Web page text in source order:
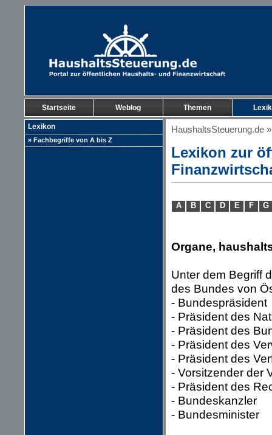
Startseite Weblog Themen
Lexikon
» Fachbegriffe von A bis Z
HaushaltsSteuerung.de
Lexikon zur
A B C D E F G
Organe,
Unter dem Begriff
des Bundes von
- Bundespräsident
- Präsident des
- Präsident des
- Präsident des
- Präsident des
- Vorsitzender der
- Präsident des
- Bundeskanzler
- Bundesminister